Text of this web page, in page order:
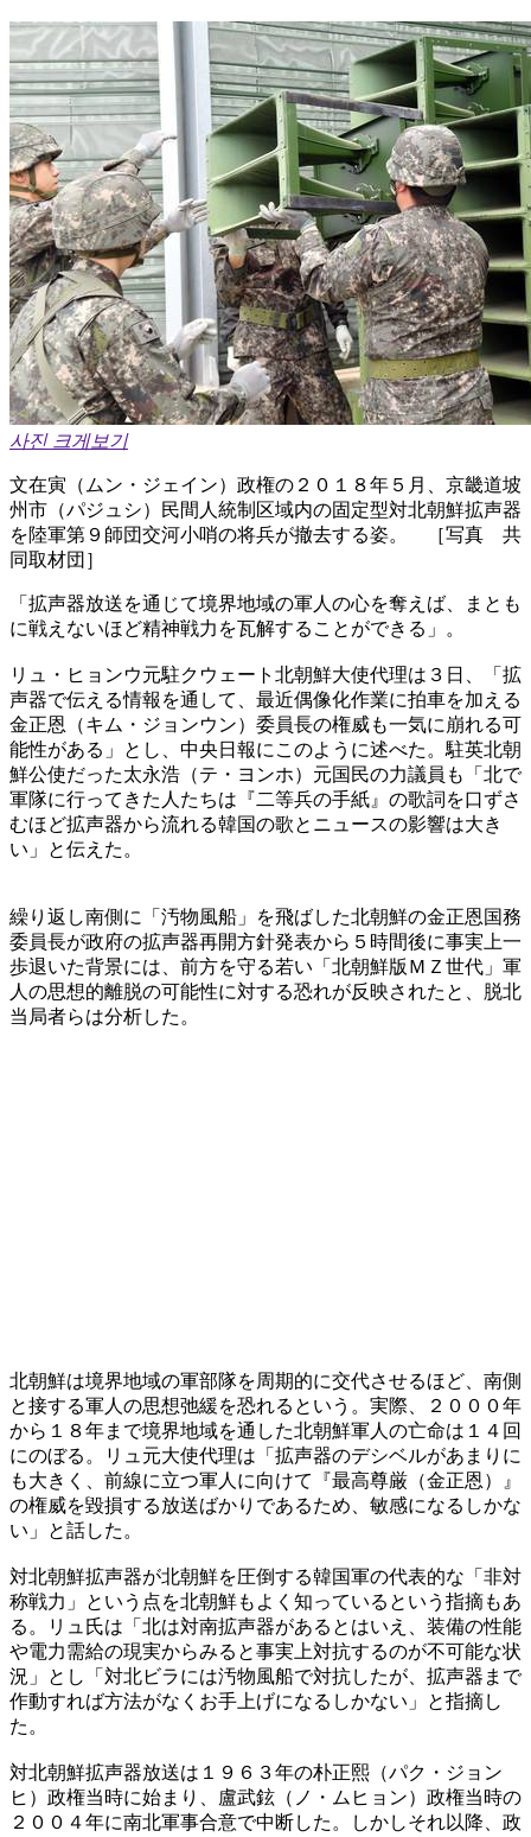
사진 크게보기
文在寅（ムン・ジェイン）政権の２０１８年５月、京畿道坡
州市（パジュシ）民間人統制区域内の固定型対北朝鮮拡声器
を陸軍第９師団交河小哨の将兵が撤去する姿。 ［写真 共
同取材団］
「拡声器放送を通じて境界地域の軍人の心を奪えば、まとも
に戦えないほど精神戦力を瓦解することができる」。
リュ・ヒョンウ元駐クウェート北朝鮮大使代理は３日、「拡
声器で伝える情報を通して、最近偶像化作業に拍車を加える
金正恩（キム・ジョンウン）委員長の権威も一気に崩れる可
能性がある」とし、中央日報にこのように述べた。駐英北朝
鮮公使だった太永浩（テ・ヨンホ）元国民の力議員も「北で
軍隊に行ってきた人たちは『二等兵の手紙』の歌詞を口ずさ
むほど拡声器から流れる韓国の歌とニュースの影響は大き
い」と伝えた。
繰り返し南側に「汚物風船」を飛ばした北朝鮮の金正恩国務
委員長が政府の拡声器再開方針発表から５時間後に事実上一
歩退いた背景には、前方を守る若い「北朝鮮版ＭＺ世代」軍
人の思想的離脱の可能性に対する恐れが反映されたと、脱北
当局者らは分析した。
北朝鮮は境界地域の軍部隊を周期的に交代させるほど、南側
と接する軍人の思想弛緩を恐れるという。実際、２０００年
から１８年まで境界地域を通した北朝鮮軍人の亡命は１４回
にのぼる。リュ元大使代理は「拡声器のデシベルがあまりに
も大きく、前線に立つ軍人に向けて『最高尊厳（金正恩）』
の権威を毀損する放送ばかりであるため、敏感になるしかな
い」と話した。
対北朝鮮拡声器が北朝鮮を圧倒する韓国軍の代表的な「非対
称戦力」という点を北朝鮮もよく知っているという指摘もあ
る。リュ氏は「北は対南拡声器があるとはいえ、装備の性能
や電力需給の現実からみると事実上対抗するのが不可能な状
況」とし「対北ビラには汚物風船で対抗したが、拡声器まで
作動すれば方法がなくお手上げになるしかない」と指摘し
た。
対北朝鮮拡声器放送は１９６３年の朴正熙（パク・ジョン
ヒ）政権当時に始まり、盧武鉉（ノ・ムヒョン）政権当時の
２００４年に南北軍事合意で中断した。しかしそれ以降、政